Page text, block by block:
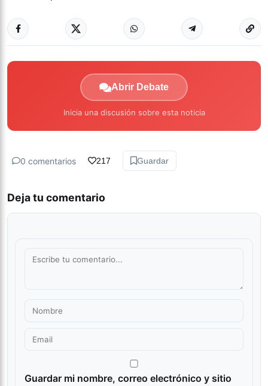
Abrir Debate
Inicia una discusión sobre esta noticia
0 comentarios 217 Guardar
Deja tu comentario
Guardar mi nombre, correo electrónico y sitio